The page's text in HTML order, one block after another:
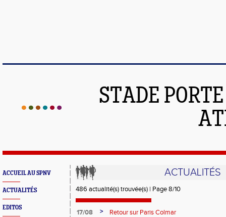
STADE
ACCUEIL AU SPNV
ACTUALITÉS
EDITOS
ACTUALITÉS
486 actualité(s) trouvée(s) | Page 8/10
17/08 >
Retour sur Paris Colmar